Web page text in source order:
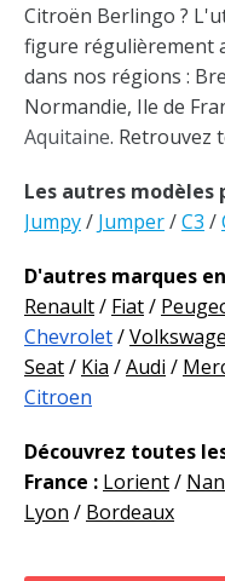
Citroën Berlingo ?
figure régulièrement
dans nos régions :
Normandie, Ile de
Aquitaine. Retrouvez
Les autres modèles
Jumpy/ Jumper/C3 /
D'autres marques
Renault/ Fiat/
Chevrolet/
Seat/ Kia /Audi /
Citroen
Découvrez toutes
France : Lorient/
Lyon / Bordeaux